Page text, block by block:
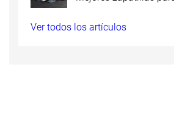
Ver todos los artículos